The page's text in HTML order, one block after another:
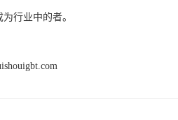
行业中的者。